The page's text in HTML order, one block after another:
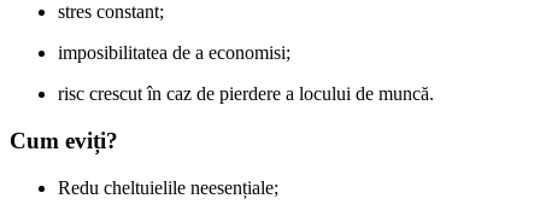
stres constant;
imposibilitatea de a economisi;
risc crescut în caz de pierdere a locului de muncă.
Cum eviți?
Redu cheltuielile neesențiale;